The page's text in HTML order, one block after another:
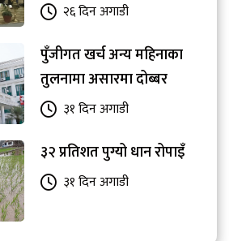
२६ दिन अगाडी
पुँजीगत खर्च अन्य महिनाका
तुलनामा असारमा दोब्बर
३१ दिन अगाडी
३२ प्रतिशत पुग्यो धान रोपाइँ
३१ दिन अगाडी